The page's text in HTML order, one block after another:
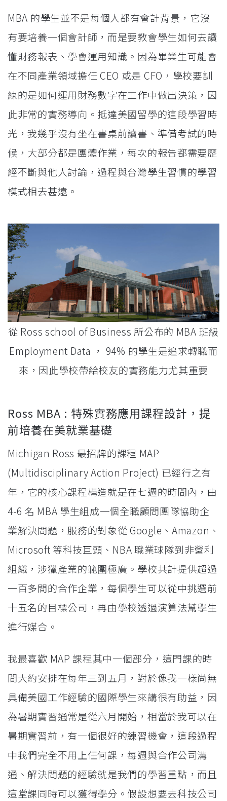
MBA 的學生並不是每個人都有會計背景，它沒
有要培養一個會計師，而是要教會學生如何去讀
懂財務報表、學會運用知識。因為畢業生可能會
在不同產業領域擔任 CEO 或是 CFO，學校要訓
練的是如何運用財務數字在工作中做出決策，因
此非常的實務導向。抵達美國留學的這段學習時
光，我幾乎沒有坐在書桌前讀書、準備考試的時
候，大部分都是團體作業，每次的報告都需要歷
經不斷與他人討論，過程與台灣學生習慣的學習
模式相去甚遠。
從 Ross school of Business 所公布的 MBA 班級
Employment Data ， 94% 的學生是追求轉職而
來，因此學校帶給校友的實務能力尤其重要
Ross MBA : 特殊實務應用課程設計，提
前培養在美就業基礎
Michigan Ross 最招牌的課程 MAP
(Multidisciplinary Action Project) 已經行之有
年，它的核心課程構造就是在七週的時間內，由
4-6 名 MBA 學生組成一個全職顧問團隊協助企
業解決問題，服務的對象從 Google、Amazon、
Microsoft 等科技巨頭、NBA 職業球隊到非營利
組織，涉獵產業的範圍極廣。學校共計提供超過
一百多間的合作企業，每個學生可以從中挑選前
十五名的目標公司，再由學校透過演算法幫學生
進行媒合。
我最喜歡 MAP 課程其中一個部分，這門課的時
間大約安排在每年三到五月，對於像我一樣尚無
具備美國工作經驗的國際學生來講很有助益，因
為暑期實習通常是從六月開始，相當於我可以在
暑期實習前，有一個很好的練習機會，這段過程
中我們完全不用上任何課，每週與合作公司溝
通、解決問題的經驗就是我們的學習重點，而且
這堂課同時可以獲得學分。假設想要去科技公司